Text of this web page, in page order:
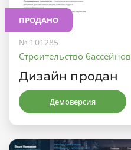
ПРОДАНО
№ 101285
Строительство бассейнов
Дизайн продан
Демоверсия